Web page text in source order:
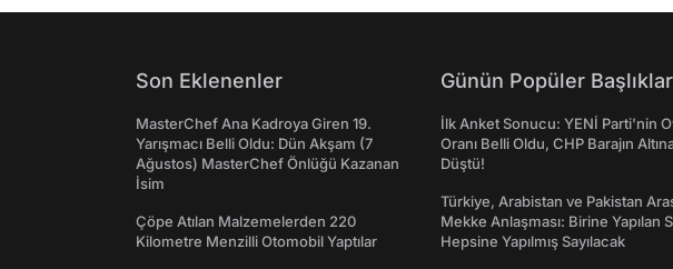
Son Eklenenler
MasterChef Ana Kadroya Giren 19.
Yarışmacı Belli Oldu: Dün Akşam (7
Ağustos) MasterChef Önlüğü Kazanan
İsim
Çöpe Atılan Malzemelerden 220
Kilometre Menzilli Otomobil Yaptılar
Günün Popüler
İlk Anket Sonucu: YENİ Parti'nin
Oranı Belli Oldu, CHP Barajın
Düştü!
Türkiye, Arabistan ve Pakistan
Mekke Anlaşması: Birine Yapılan
Hepsine Yapılmış Sayılacak